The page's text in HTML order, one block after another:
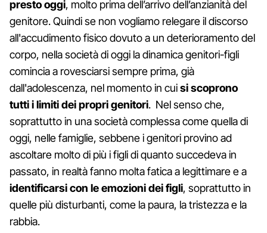
presto oggi, molto prima dell’arrivo dell’anzianità del
genitore. Quindi se non vogliamo relegare il discorso
all'accudimento fisico dovuto a un deterioramento del
corpo, nella società di oggi la dinamica genitori-figli
comincia a rovesciarsi sempre prima, già
dall'adolescenza, nel momento in cuisi scoprono
tutti i limiti dei propri genitori. Nel senso che,
soprattutto in una società complessa come quella di
oggi, nelle famiglie, sebbene i genitori provino ad
ascoltare molto di più i figli di quanto succedeva in
passato, in realtà fanno molta fatica a legittimare e a
identificarsi con le emozioni dei figli, soprattutto in
quelle più disturbanti, come la paura, la tristezza e la
rabbia.